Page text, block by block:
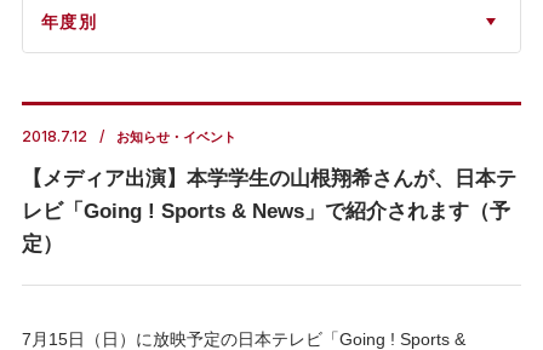
2018.7.12 お知らせ・イベント
【メディア出演】本学学生の山根翔希さんが、日本テ
レビ「Going ! Sports & News」で紹介されます（予
定）
7月15日（日）に放映予定の日本テレビ「Going ! Sports &
年度別